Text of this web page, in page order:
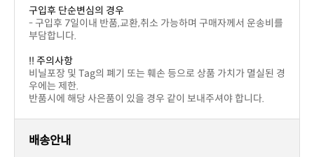
구입후 단순변심의 경우
부담합니다.
!! 주의사항
우에는 제한.
반품시에 해당 사은품이 있을 경우 같이 보내주셔야 합니다.
배송안내